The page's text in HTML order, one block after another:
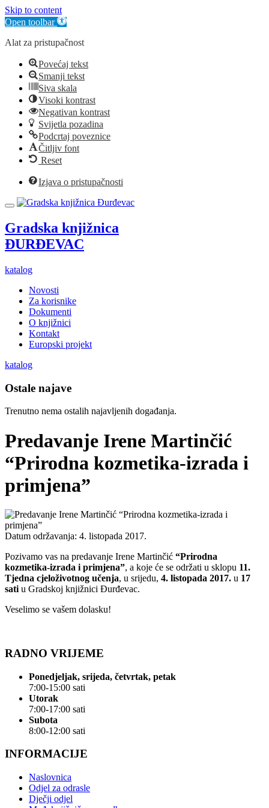
Skip to content
Open toolbar
Alat za pristupačnost
Povećaj tekst
Smanji tekst
Siva skala
Visoki kontrast
Negativan kontrast
Svijetla pozadina
Podcrtaj poveznice
Čitljiv font
Reset
Izjava o pristupačnosti
Gradska knjižnica
ĐURĐEVAC
katalog
Novosti
Za korisnike
Dokumenti
O knjižnici
Kontakt
Europski projekt
katalog
Ostale najave
Trenutno nema ostalih najavljenih događanja.
Predavanje Irene Martinčić
“Prirodna kozmetika-izrada i
primjena”
Datum održavanja: 4. listopada 2017.
Pozivamo vas na predavanje Irene Martinčić “Prirodna
kozmetika-izrada i primjena”, a koje će se održati u sklopu 11.
Tjedna cjeloživotnog učenja, u srijedu, 4. listopada 2017. u 17
sati u Gradskoj knjižnici Đurđevac.
Veselimo se vašem dolasku!
RADNO VRIJEME
Ponedjeljak, srijeda, četvrtak, petak
7:00-15:00 sati
Utorak
7:00-17:00 sati
Subota
8:00-12:00 sati
INFORMACIJE
Naslovnica
Odjel za odrasle
Dječji odjel